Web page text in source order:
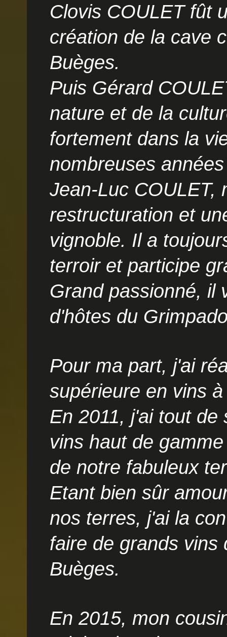
Clovis COULET fût
création de la cave
Buèges.
Puis Gérard
nature et de la
fortement dans la
nombreuses
Jean-Luc COULET,
restructuration et
vignoble. Il a
terroir et participe
Grand passionné, il
d'hôtes du
Pour ma part, j'ai
supérieure en vins
En 2011, j'ai tout de
vins haut de
de notre fabuleux
Etant bien sûr
nos terres, j'ai la
faire de grands vins
Buèges.
En 2015, mon